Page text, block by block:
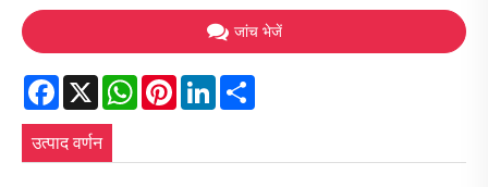
जांच भेजें
Facebook
X WhatsApp
PinterestLinkedIn
उत्पाद वर्णन